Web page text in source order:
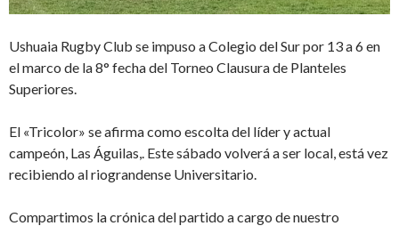
Ushuaia Rugby Club se impuso a Colegio del Sur por 13 a 6 en
el marco de la 8° fecha del Torneo Clausura de Planteles
Superiores.
El «Tricolor» se afirma como escolta del líder y actual
campeón, Las Águilas,. Este sábado volverá a ser local, está vez
recibiendo al riograndense Universitario.
Compartimos la crónica del partido a cargo de nuestro